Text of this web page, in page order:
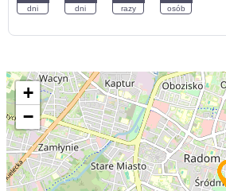
dni dni razy osób
+
−